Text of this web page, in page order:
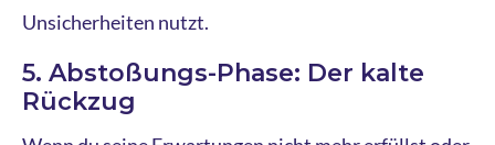
Unsicherheiten nutzt.
5. Abstoßungs-Phase: Der kalte
Rückzug